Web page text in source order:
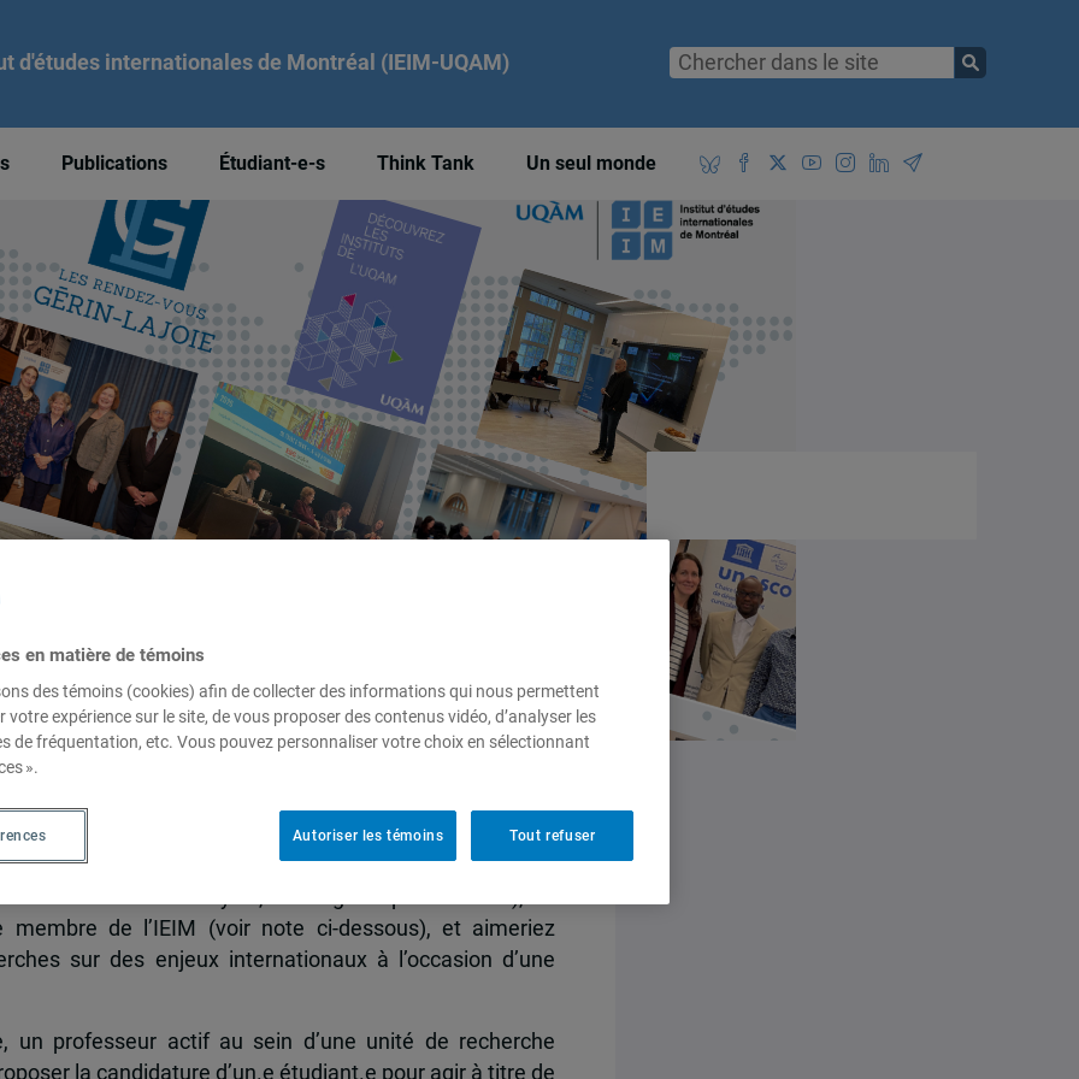
d'études internationales de Montréal (IEIM-UQAM)
Publications Étudiant-e-s Think Tank Un seul monde
membres des unités constituantes de l’IEIM
Reprise des Midis de la
mi-décembre 2021
ou troisième cycle, ou stagiaire postdoctoral), en
de l’IEIM (voir note ci-dessous), et aimeriez
sur des enjeux internationaux à l’occasion d’une
un professeur actif au sein d’une unité de recherche
la candidature d’un.e étudiant.e pour agir à titre de
en matière de témoins
des témoins (cookies) afin de collecter des informations qui nous permettent
votre expérience sur le site, de vous proposer des contenus vidéo, d’analyser les
de fréquentation, etc. Vous pouvez personnaliser votre choix en sélectionnant
».
Tout refuser
Autoriser les témoins